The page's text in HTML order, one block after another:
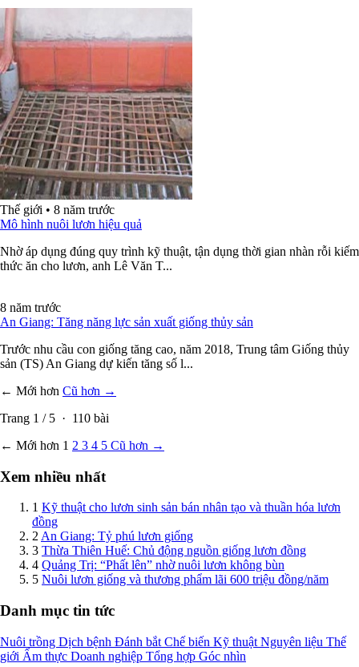
Thế giới • 8 năm trước
Mô hình nuôi lươn hiệu quả
Nhờ áp dụng đúng quy trình kỹ thuật, tận dụng thời gian nhàn rỗi kiếm
thức ăn cho lươn, anh Lê Văn T...
8 năm trước
An Giang: Tăng năng lực sản xuất giống thủy sản
Trước nhu cầu con giống tăng cao, năm 2018, Trung tâm Giống thủy
sản (TS) An Giang dự kiến tăng số l...
← Mới hơn Cũ hơn →
Trang 1 / 5 · 110 bài
← Mới hơn 1 2 3 4 5 Cũ hơn →
Xem nhiều nhất
1 Kỹ thuật cho lươn sinh sản bán nhân tạo và thuần hóa lươn
đồng
2 An Giang: Tỷ phú lươn giống
3 Thừa Thiên Huế: Chủ động nguồn giống lươn đồng
4 Quảng Trị: “Phất lên” nhờ nuôi lươn không bùn
5 Nuôi lươn giống và thương phẩm lãi 600 triệu đồng/năm
Danh mục tin tức
Nuôi trồng Dịch bệnh Đánh bắt Chế biến Kỹ thuật Nguyên liệu Thế
giới Ẩm thực Doanh nghiệp Tổng hợp Góc nhìn